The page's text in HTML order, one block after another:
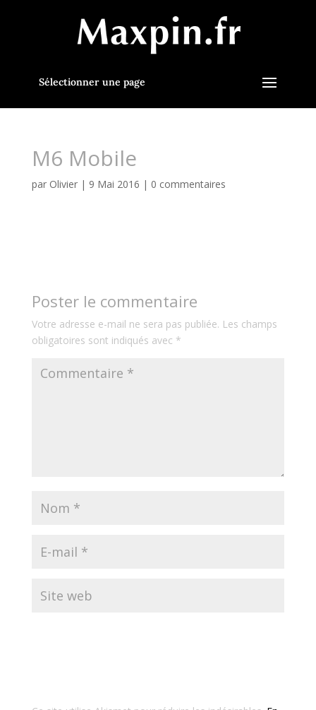
Sélectionner une page
M6 Mobile
par Olivier| 9 Mai 2016 | 0 commentaires
Poster le commentaire
Votre adresse e-mail ne sera pas publiée. Les champs
obligatoires sont indiqués avec *